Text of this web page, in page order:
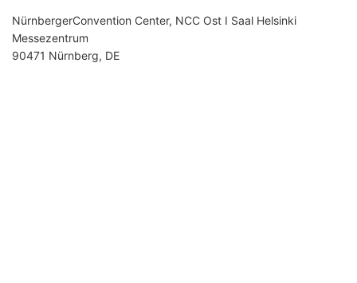
NürnbergerConvention Center, NCC Ost I Saal Helsinki
Messezentrum
90471 Nürnberg, DE